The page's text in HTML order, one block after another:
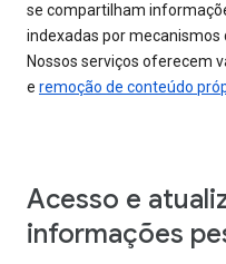
se compartilham
indexadas por mecanismos
Nossos serviços oferecem
e remoção de conteúdo
Acesso e
informações